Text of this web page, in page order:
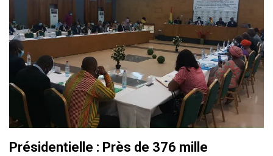
Présidentielle : Près de 376 mille